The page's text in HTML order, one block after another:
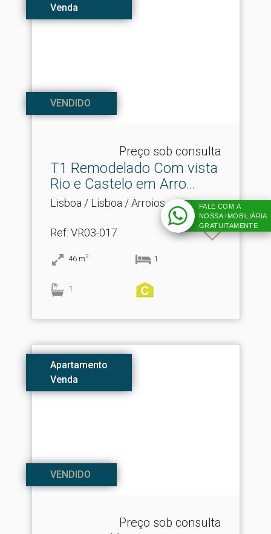
Venda
VENDIDO
Preço sob consulta
T1 Remodelado Com vista
Rio e Castelo em Arro.​..
Lisboa / Lisboa / Arroios
Ref: VR03-017
46 m2 1
1
Apartamento
Venda
VENDIDO
Preço sob consulta
FALE COM A
NOSSA IMOBILIÁRIA
GRATUITAMENTE